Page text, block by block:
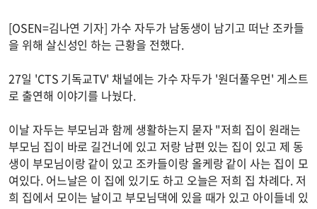
[OSEN=김나연 기자] 가수 자두가 남동생이 남기고 떠난 조카들
을 위해 살신성인 하는 근황을 전했다.
27일 'CTS 기독교TV' 채널에는 가수 자두가 '원더풀우먼' 게스트
로 출연해 이야기를 나눴다.
이날 자두는 부모님과 함께 생활하는지 묻자 "저희 집이 원래는
부모님 집이 바로 길건너에 있고 저랑 남편 있는 집이 있고 제 동
생이 부모님이랑 같이 있고 조카들이랑 올케랑 같이 사는 집이 모
여있다. 어느날은 이 집에 있기도 하고 오늘은 저희 집 차례다. 저
희 집에서 모이는 날이고 부모님댁에 있을 때가 있고 아이들네 있